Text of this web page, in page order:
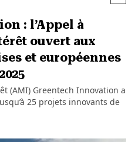
: l’Appel à
ouvert aux
et européennes
(AMI) Greentech Innovation a
25 projets innovants de